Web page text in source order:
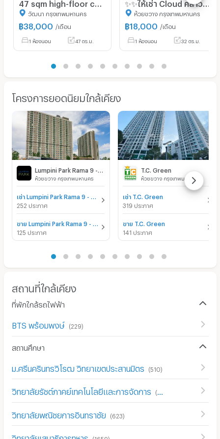
วัฒนา กรุงเทพมหานคร
฿38,000 /เดือน
1 ห้องนอน 47 ตร.ม.
ห้วยขวาง กรุงเทพมหานคร
฿18,000 /เดือน
1 ห้องนอน 32 ตร.ม.
โครงการยอดนิยมใกล้เคียง
ห้วยขวาง กรุงเทพมหานคร
252 ประกาศ
125 ประกาศ
T.C. Green
ห้วยขวาง กรุงเทพมหานคร
เช่า T.C. Green
319 ประกาศ
ขาย T.C. Green
141 ประกาศ
สถานที่ใกล้เคียง
ที่พักใกล้รถไฟฟ้า
BTS พร้อมพงษ์ (229)
สถานศึกษา
ม.ศรีนครินทรวิโรฒ วิทยาเขตประสานมิตร (510)
วิทยาลัยรัชต์ภาคย์เทคโนโลยีและการจัดการ (611
วิทยาลัยพณิชยการอินทราชัย (623)
วิทยาลัยเสนาธิการทหาร